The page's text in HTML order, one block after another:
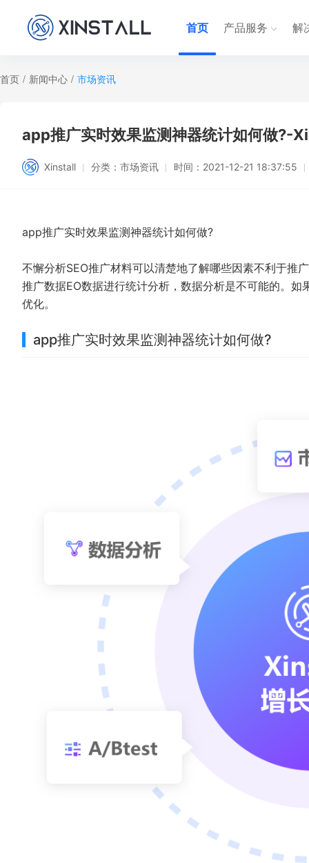
首页 产品服务 解
首页 / 新闻中心 / 市场资讯
app推广实时效果监测神器统计如何做?-
Xinstall 分类： 市场资讯 时间： 2021-12-21 18:37:55
app推广实时效果监测神器统计如何做?
不懈分析SEO推广材料可以清楚地了解哪些因素不利于推
推广数据EO数据进行统计分析，数据分析是不可能的。
优化。
app推广实时效果监测神器统计如何做?